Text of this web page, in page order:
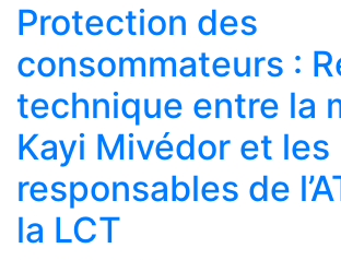
Protection des
consommateurs :
technique entre la
Kayi Mivédor et les
responsables de
la LCT